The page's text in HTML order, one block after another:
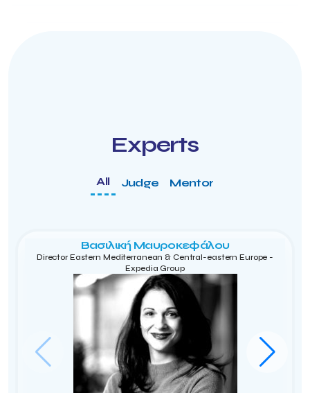
Experts
All Judge Mentor
Βασιλική Μαυροκεφάλου
Director Eastern Mediterranean & Central-eastern Europe -
Expedia Group